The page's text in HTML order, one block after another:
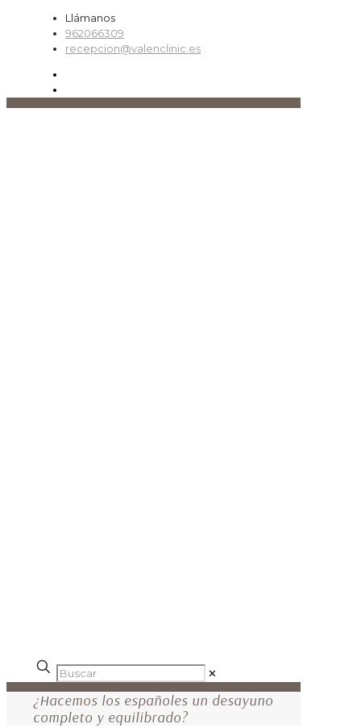
Llámanos
962066309
recepcion@valenclinic.es
✕
¿Hacemos los españoles un desayuno
completo y equilibrado?